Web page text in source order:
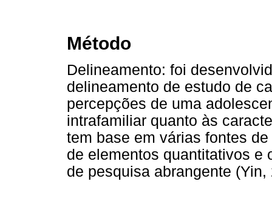
Método
Delineamento: foi
delineamento de estudo de
percepções de uma
intrafamiliar quanto às
tem base em várias fontes
de elementos quantitativos e
de pesquisa abrangente (Yin,